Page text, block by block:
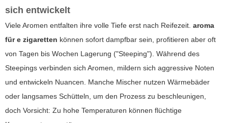
sich entwickelt
Viele Aromen entfalten ihre volle Tiefe erst nach Reifezeit. aroma
für e zigaretten können sofort dampfbar sein, profitieren aber oft
von Tagen bis Wochen Lagerung ("Steeping"). Während des
Steepings verbinden sich Aromen, mildern sich aggressive Noten
und entwickeln Nuancen. Manche Mischer nutzen Wärmebäder
oder langsames Schütteln, um den Prozess zu beschleunigen,
doch Vorsicht: Zu hohe Temperaturen können flüchtige